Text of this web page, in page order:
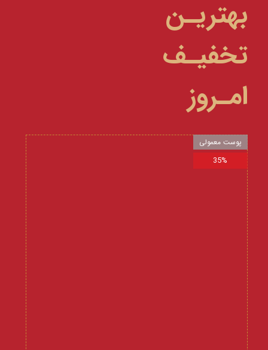
بهتریـن
تخفیـف
امـروز
پوست معمولی
35%